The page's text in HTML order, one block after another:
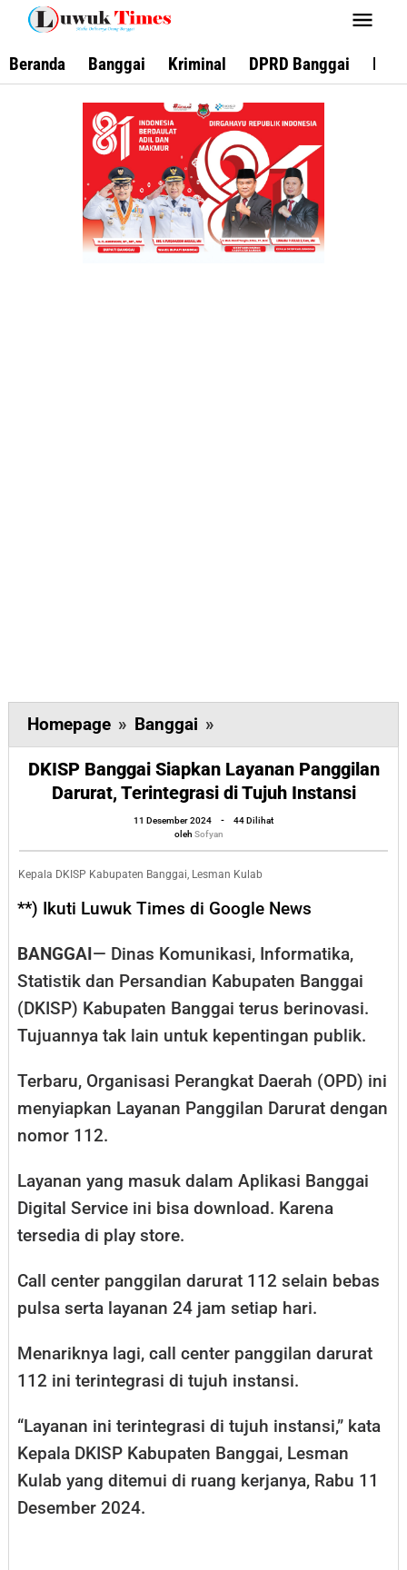
Lewati
konten
Beranda Banggai Kriminal DPRD Banggai
Homepage » Banggai »
Banggai
Siapkan
Layanan
Panggilan
Darurat,
Terintegrasi
di
Instansi
DKISP Banggai Siapkan Layanan Panggilan
Darurat, Terintegrasi di Tujuh Instansi
11 Desember 2024
oleh
Sofyan
-
44 Dilihat
oleh Sofyan
Kepala DKISP Kabupaten Banggai, Lesman Kulab
**) Ikuti Luwuk Times di Google News
BANGGAI— Dinas Komunikasi, Informatika,
Statistik dan Persandian Kabupaten Banggai
(DKISP) Kabupaten Banggai terus berinovasi.
Tujuannya tak lain untuk kepentingan publik.
Terbaru, Organisasi Perangkat Daerah (OPD) ini
menyiapkan Layanan Panggilan Darurat dengan
nomor 112.
Layanan yang masuk dalam Aplikasi Banggai
Digital Service ini bisa download. Karena
tersedia di play store.
Call center panggilan darurat 112 selain bebas
pulsa serta layanan 24 jam setiap hari.
Menariknya lagi, call center panggilan darurat
112 ini terintegrasi di tujuh instansi.
“Layanan ini terintegrasi di tujuh instansi,” kata
Kepala DKISP Kabupaten Banggai, Lesman
Kulab yang ditemui di ruang kerjanya, Rabu 11
Desember 2024.